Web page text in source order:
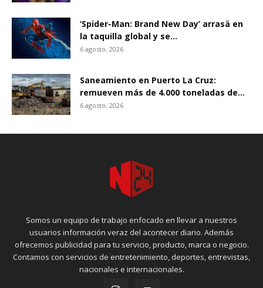
‘Spider-Man: Brand New Day’ arrasä en
la taquilla global y se...
6 agosto, 2026
Saneamiento en Puerto La Cruz:
remueven más de 4.000 toneladas de...
6 agosto, 2026
Somos un equipo de trabajo enfocado en llevar a nuestros
usuarios información veraz del acontecer diario. Además
ofrecemos publicidad para tu servicio, producto, marca o negocio.
Contamos con servicios de entretenimiento, deportes, entrevistas,
nacionales e internacionales.